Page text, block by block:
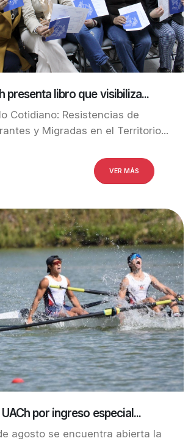
presenta libro que visibiliza...
Cotidiano: Resistencias de
y Migradas en el Territorio...
VER MÁS
UACh por ingreso especial...
agosto se encuentra abierta la